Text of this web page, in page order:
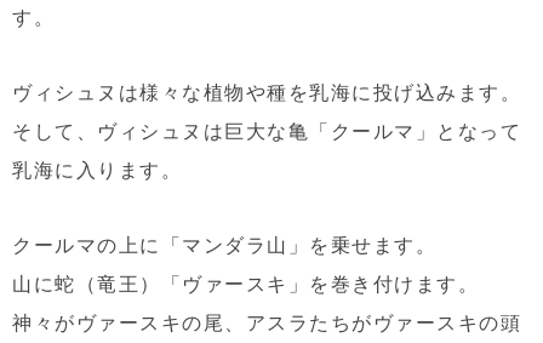
す。
ヴィシュヌは様々な植物や種を乳海に投げ込みます。
そして、ヴィシュヌは巨大な亀「クールマ」となって
乳海に入ります。
クールマの上に「マンダラ山」を乗せます。
山に蛇（竜王）「ヴァースキ」を巻き付けます。
神々がヴァースキの尾、アスラたちがヴァースキの頭